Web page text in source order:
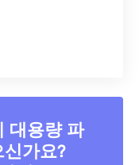
대용량 파
가요?